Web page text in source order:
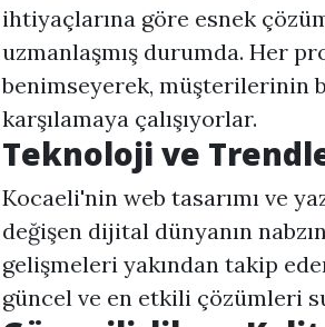
ihtiyaçlarına göre esnek
uzmanlaşmış durumda. Her
benimseyerek, müşterilerinin
karşılamaya çalışıyorlar.
Teknoloji ve
Kocaeli'nin web tasarımı ve
değişen dijital dünyanın
gelişmeleri yakından takip
güncel ve en etkili çözümleri